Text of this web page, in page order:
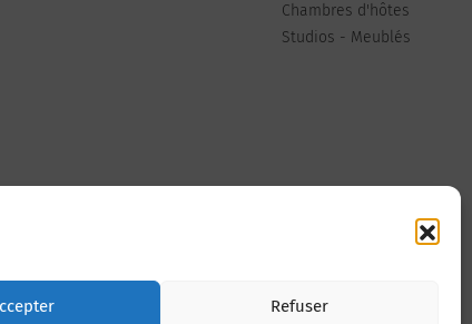
Refuser
Chambres d'hôtes
Studios - Meublés
Nous contacter